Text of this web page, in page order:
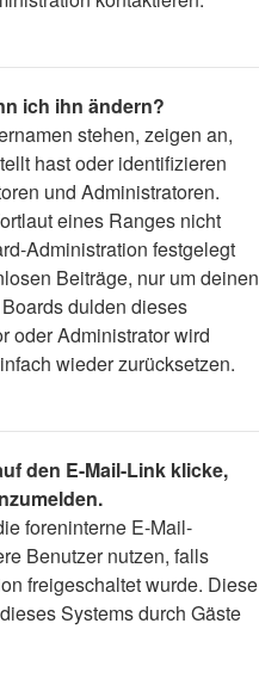
ich ihn ändern?
stehen, zeigen an,
hast oder identifizieren
und Administratoren.
eines Ranges nicht
Administration festgelegt
Beiträge, nur um deinen
dulden dieses
oder Administrator wird
wieder zurücksetzen.
den E-Mail-Link klicke,
foreninterne E-Mail-
Benutzer nutzen, falls
freigeschaltet wurde. Diese
Systems durch Gäste